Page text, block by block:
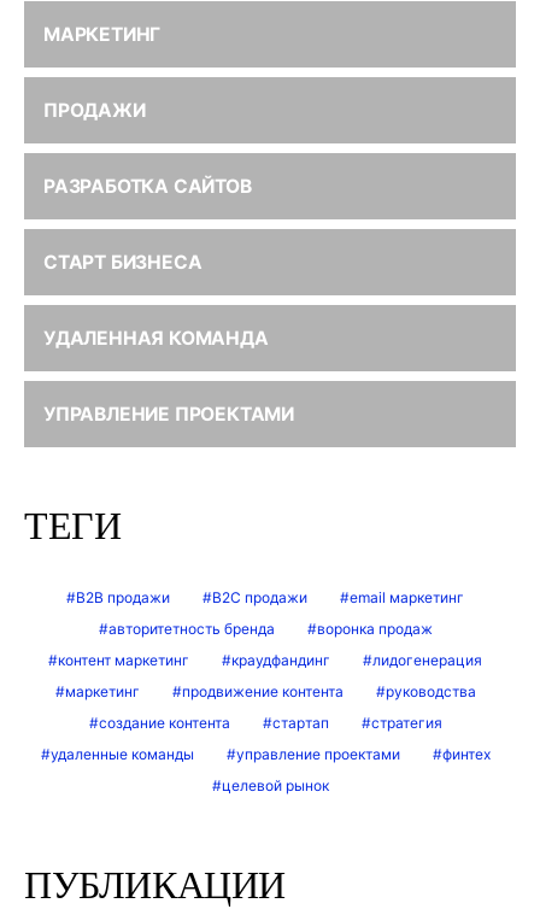
МАРКЕТИНГ
ПРОДАЖИ
РАЗРАБОТКА САЙТОВ
СТАРТ БИЗНЕСА
УДАЛЕННАЯ КОМАНДА
УПРАВЛЕНИЕ ПРОЕКТАМИ
ТЕГИ
B2B продажи B2C продажи
email маркетинг
авторитетность бренда
воронка продаж
контент маркетинг
краудфандинг
лидогенерация
маркетинг
продвижение контента
руководства
создание контента
стартап
стратегия
удаленные команды
управление проектами
финтех
целевой рынок
ПУБЛИКАЦИИ